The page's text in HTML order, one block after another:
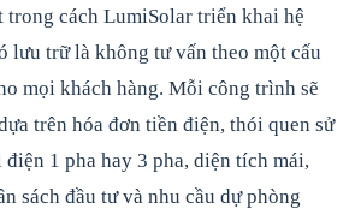
cách LumiSolar triển khai hệ
lưu trữ là không tư vấn theo một cấu
mọi khách hàng. Mỗi công trình sẽ
trên hóa đơn tiền điện, thói quen sử
1 pha hay 3 pha, diện tích mái,
sách đầu tư và nhu cầu dự phòng